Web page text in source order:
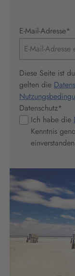
E-Mail-Adresse*
Diese Seite ist
gelten die
Datenschutz*
Ich habe die
Kenntnis